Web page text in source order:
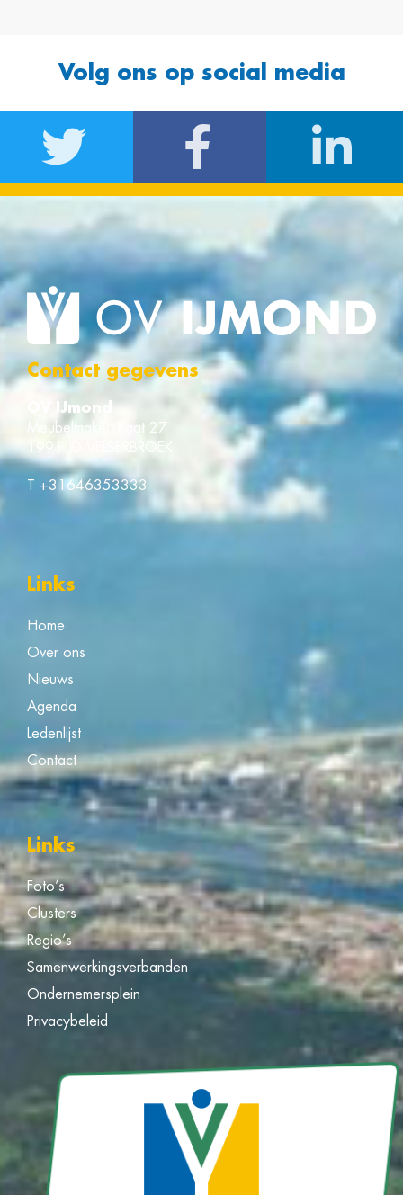
Volg ons op social media
Contact gegevens
OV IJmond
Meubelmakerstraat 27
1991 JD VELSERBROEK
T +31646353333
Links
Home
Over ons
Nieuws
Agenda
Ledenlijst
Contact
Links
Foto’s
Clusters
Regio’s
Samenwerkingsverbanden
Ondernemersplein
Privacybeleid